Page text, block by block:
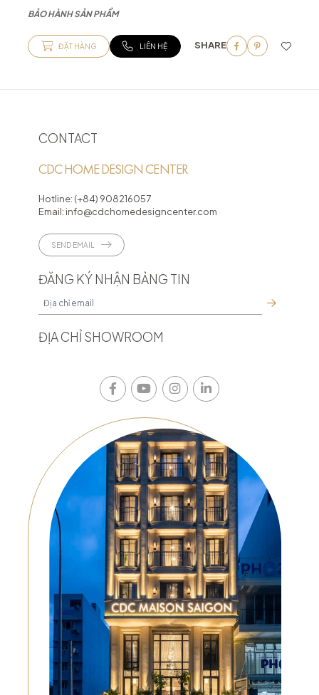
BẢO HÀNH SẢN PHẨM
ĐẶT HÀNG LIÊN HỆ SHARE
CONTACT
CDC HOME DESIGN CENTER
Hotline: (+84) 908216057
Email: info@cdchomedesigncenter.com
SEND EMAIL
ĐĂNG KÝ NHẬN BẢNG TIN
ĐỊA CHỈ SHOWROOM